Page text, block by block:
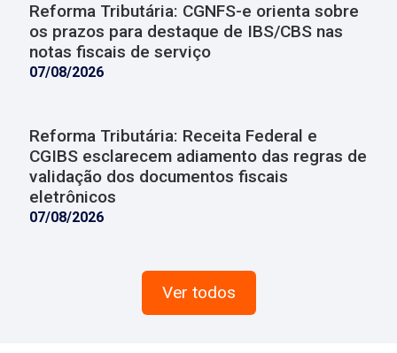
Reforma Tributária: CGNFS-e orienta sobre
os prazos para destaque de IBS/CBS nas
notas fiscais de serviço
07/08/2026
Reforma Tributária: Receita Federal e
CGIBS esclarecem adiamento das regras de
validação dos documentos fiscais
eletrônicos
07/08/2026
Ver todos